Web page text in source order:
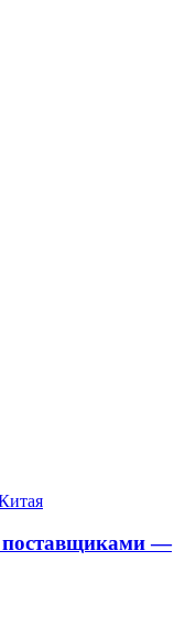
поставщиками —